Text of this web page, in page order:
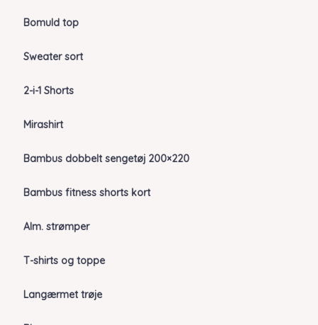
Bomuld top
Sweater sort
2-i-1 Shorts
Mirashirt
Bambus dobbelt sengetøj 200×220
Bambus fitness shorts kort
Alm. strømper
T-shirts og toppe
Langærmet trøje